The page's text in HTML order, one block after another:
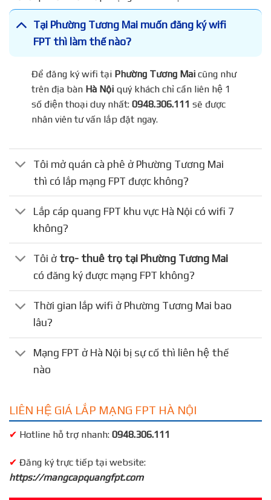
Tại Phường Tương Mai muốn đăng ký wifi
FPT thì làm thế nào?
Để đăng ký wifi tạiPhường Tương Maicũng như
trên địa bànHà Nộiquý khách chỉ cần liên hệ 1
số điện thoại duy nhất:0948.306.111 sẽ được
nhân viên tư vấn lắp đặt ngay.
Tôi mở quán cà phê ở Phường Tương Mai
thì có lắp mạng FPT được không?
Lắp cáp quang FPT khu vực Hà Nội có wifi 7
không?
Tôi ở trọ- thuê trọ tại Phường Tương Mai
có đăng ký được mạng FPT không?
Thời gian lắp wifi ở Phường Tương Mai bao
lâu?
Mạng FPT ở Hà Nội bị sự cố thì liên hệ thế
nào
LIÊN HỆ GIÁ LẮP MẠNG FPT HÀ NỘI
✔ Hotline hỗ trợ nhanh: 0948.306.111
✔ Đăng ký trực tiếp tại website:
https://mangcapquangfpt.com